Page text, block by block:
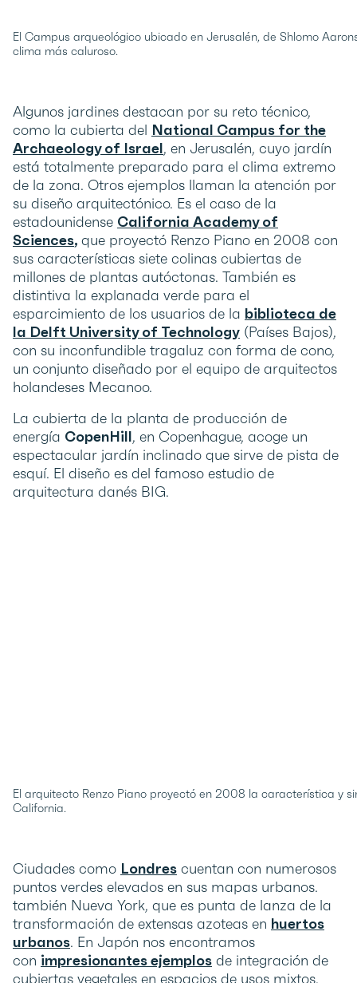
El Campus arqueológico ubicado en Jerusalén, de Shlomo
clima más caluroso.
Algunos jardines destacan por su reto técnico,
como la cubierta del National Campus for the
Archaeology of Israel, en Jerusalén, cuyo jardín
está totalmente preparado para el clima extremo
de la zona. Otros ejemplos llaman la atención por
su diseño arquitectónico. Es el caso de la
estadounidense California Academy of
Sciences, que proyectó Renzo Piano en 2008 con
sus características siete colinas cubiertas de
millones de plantas autóctonas. También es
distintiva la explanada verde para el
esparcimiento de los usuarios de la biblioteca de
la Delft University of Technology (Países Bajos),
con su inconfundible tragaluz con forma de cono,
un conjunto diseñado por el equipo de arquitectos
holandeses Mecanoo.
La cubierta de la planta de producción de
energía CopenHill, en Copenhague, acoge un
espectacular jardín inclinado que sirve de pista de
esquí. El diseño es del famoso estudio de
arquitectura danés BIG.
El arquitecto Renzo Piano proyectó en 2008 la característica y
California.
Ciudades como Londres cuentan con numerosos
puntos verdes elevados en sus mapas urbanos.
también Nueva York, que es punta de lanza de la
transformación de extensas azoteas en huertos
urbanos. En Japón nos encontramos
con impresionantes ejemplos de integración de
cubiertas vegetales en espacios de usos mixtos,